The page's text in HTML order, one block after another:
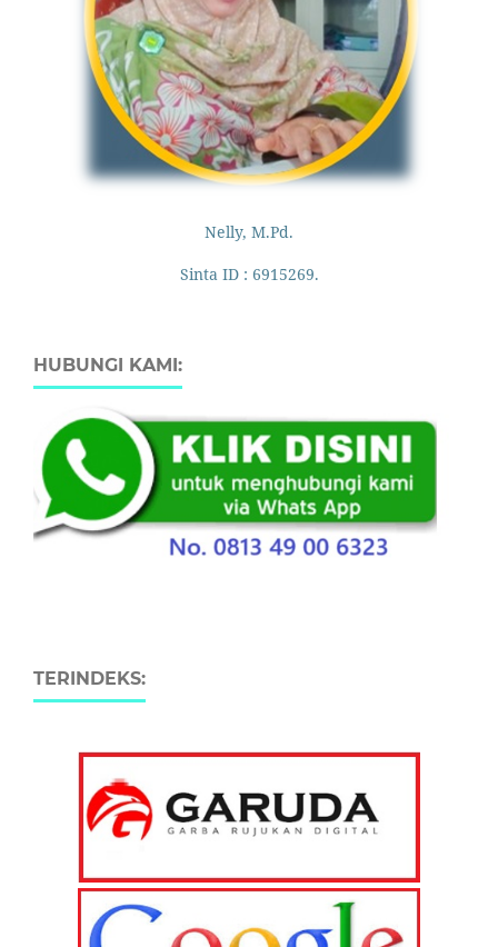
Nelly, M.Pd.
Sinta ID : 6915269.
HUBUNGI KAMI:
TERINDEKS: